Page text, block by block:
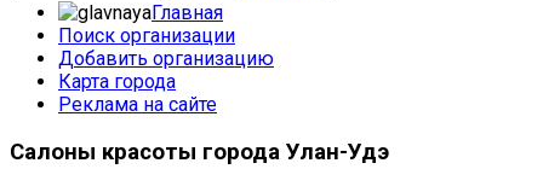
Главная
Поиск организации
Добавить организацию
Карта города
Реклама на сайте
Салоны красоты города Улан-Удэ